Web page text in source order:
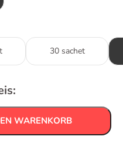
30 sachet
WARENKORB